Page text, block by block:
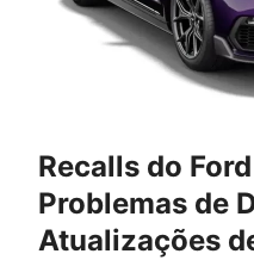
Recalls do
Problemas de
Atualizações